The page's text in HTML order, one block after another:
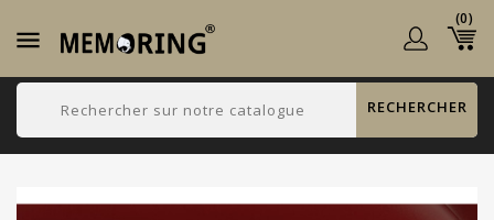

(0)
RECHERCHER